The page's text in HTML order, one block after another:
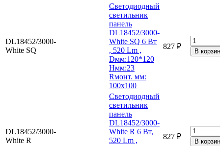
DL18452/3000-
White SQ
Светодиодный
светильник
панель
DL18452/3000-
White SQ 6 Вт
, 520 Lm ,
Dмм:120*120
Hмм:23
Rмонт. мм:
100х100
827 ₽
DL18452/3000-
White R
Светодиодный
светильник
панель
DL18452/3000-
White R 6 Вт,
520 Lm ,
827 ₽